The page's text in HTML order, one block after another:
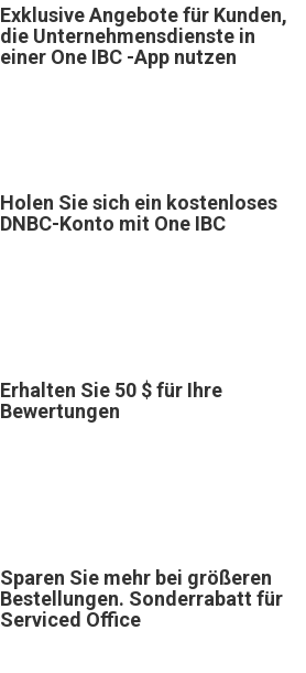
Exklusive Angebote für Kunden,
die Unternehmensdienste in
einer One IBC -App nutzen
Holen Sie sich ein kostenloses
DNBC-Konto mit One IBC
Erhalten Sie 50 $ für Ihre
Bewertungen
Sparen Sie mehr bei größeren
Bestellungen. Sonderrabatt für
Serviced Office